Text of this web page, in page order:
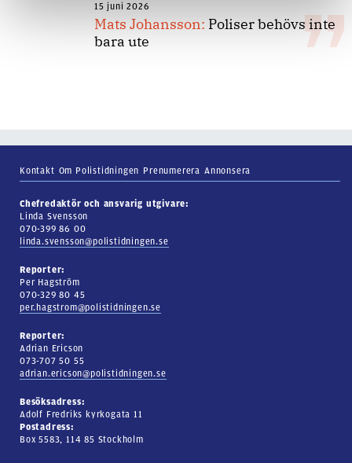
15 juni 2026
Mats Johansson: Poliser behövs inte
bara ute
Kontakt Om Polistidningen Prenumerera Annonsera
Chefredaktör och ansvarig utgivare:
Linda Svensson
070-399 86 00
linda.svensson@polistidningen.se
Reporter:
Per Hagström
070-329 80 45
per.hagstrom@polistidningen.se
Reporter:
Adrian Ericson
073-707 50 55
adrian.ericson@polistidningen.se
Besöksadress:
Adolf Fredriks kyrkogata 11
Postadress:
Box 5583, 114 85 Stockholm